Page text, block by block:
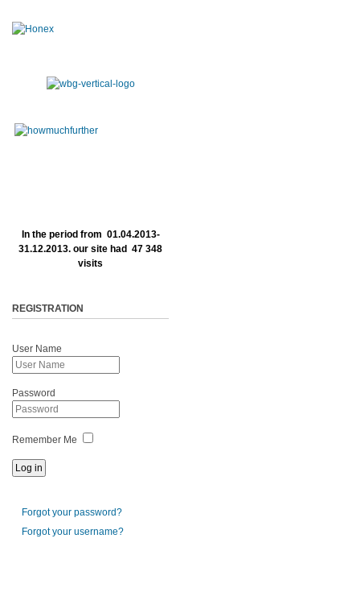
In the period from 01.04.2013-
31.12.2013. our site had 47 348
visits
REGISTRATION
User Name
Password
Remember Me
Forgot your password?
Forgot your username?